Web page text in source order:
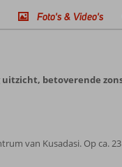
Foto's & Video's
betoverende
van Kusadasi. Op ca.